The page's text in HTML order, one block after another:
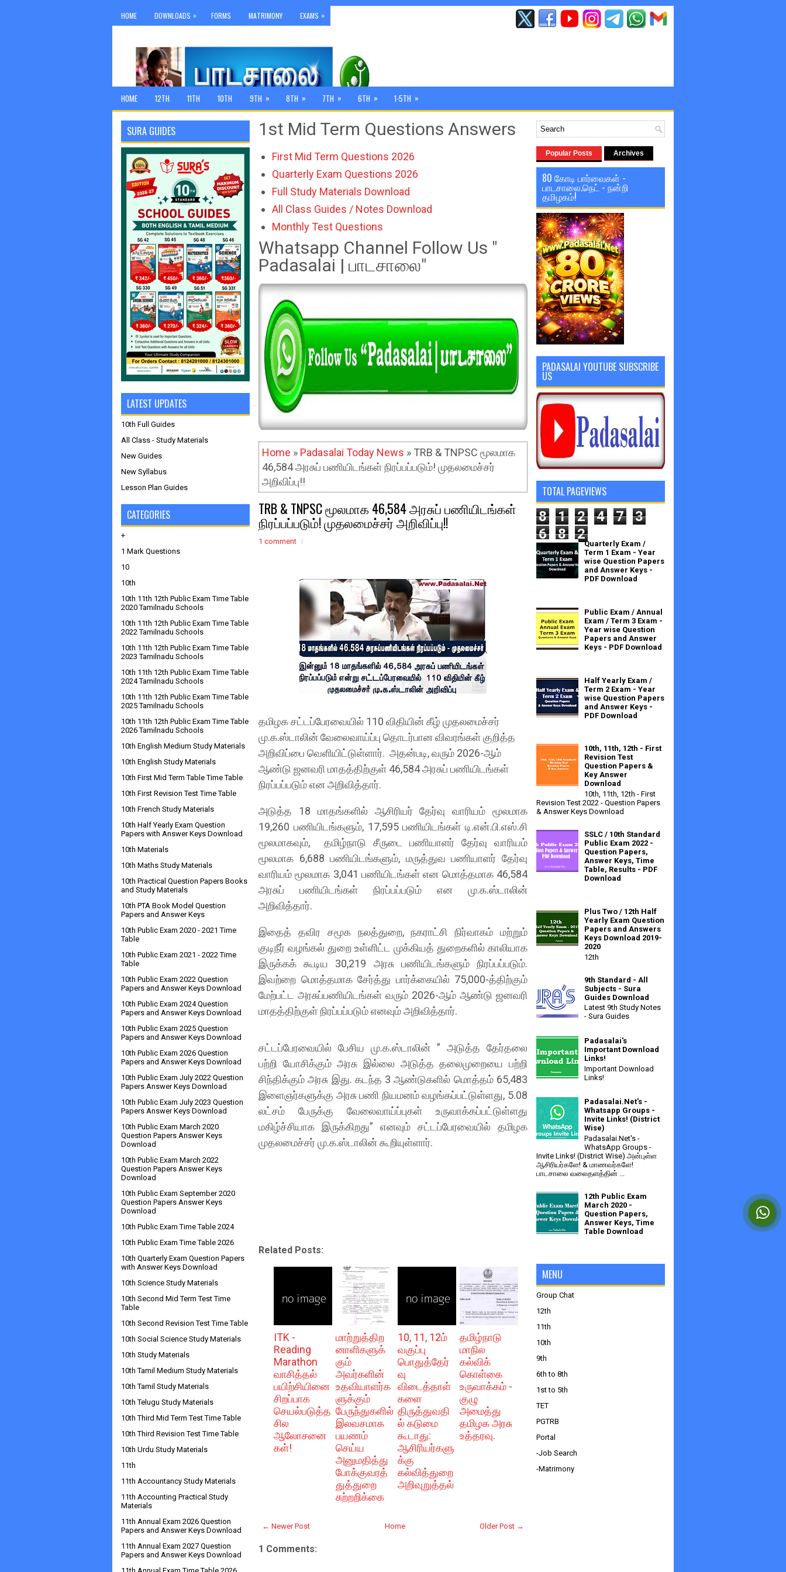
HOME DOWNLOADS » FORMS MATRIMONY EXAMS »
HOME 12TH 11TH 10TH 9TH » 8TH » 7TH » 6TH » 1-5TH »
1st Mid Term Questions Answers
First Mid Term Questions 2026
Quarterly Exam Questions 2026
Full Study Materials Download
All Class Guides / Notes Download
Monthly Test Questions
Whatsapp Channel Follow Us "
Padasalai | பாடசாலை"
Home » Padasalai Today News » TRB & TNPSC மூலமாக
46,584 அரசுப் பணியிடங்கள் நிரப்பப்படும்! முதலமைச்சர்
அறிவிப்பு!!
TRB & TNPSC மூலமாக 46,584 அரசுப் பணியிடங்கள்
நிரப்பப்படும்! முதலமைச்சர் அறிவிப்பு!!
1 comment
தமிழக சட்டப்பேரவையில் 110 விதியின் கீழ் முதலமைச்சர்
மு.க.ஸ்டாலின் வேலைவாய்ப்பு தொடர்பான விவரங்கள் குறித்த
அறிவிப்பை வெளியிட்டுள்ளார். அதன்படி, வரும் 2026-ஆம்
ஆண்டு ஜனவரி மாதத்திற்குள் 46,584 அரசுப் பணியிடங்கள்
நிரப்பப்படும் என அறிவித்தார்.
அடுத்த 18 மாதங்களில் ஆசிரியர் தேர்வு வாரியம் மூலமாக
19,260 பணியிடங்களும், 17,595 பணியிடங்கள் டி.என்.பி.எஸ்.சி
மூலமாகவும், தமிழ்நாடு சீருடை பணியாளர் தேர்வு வாரியம்
மூலமாக 6,688 பணியிடங்களும், மருத்துவ பணியாளர் தேர்வு
வாரியம் மூலமாக 3,041 பணியிடங்கள் என மொத்தமாக 46,584
அரசுப் பணியிடங்கள் நிரப்பப்படும் என மு.க.ஸ்டாலின்
அறிவித்தார்.
இதைத் தவிர சமூக நலத்துறை, நகராட்சி நிர்வாகம் மற்றும்
குடிநீர் வழங்கல் துறை உள்ளிட்ட முக்கியத் துறைகளில் காலியாக
இருக்கக் கூடிய 30,219 அரசு பணியிடங்களும் நிரப்பப்படும்.
இவற்றை மொத்தமாக சேர்த்து பார்க்கையில் 75,000-த்திற்கும்
மேற்பட்ட அரசுப்பணியிடங்கள் வரும் 2026-ஆம் ஆண்டு ஜனவரி
மாதத்திற்குள் நிரப்பப்படும் எனவும் அறிவித்தார்.
சட்டப்பேரவையில் பேசிய மு.க.ஸ்டாலின் ” அடுத்த தேர்தலை
பற்றி யோசிக்கும் அரசு இல்லை அடுத்த தலைமுறையை பற்றி
சிந்திக்கும் அரசு இது. கடந்த 3 ஆண்டுகளில் மொத்தம் 65,483
இளைஞர்களுக்கு அரசு பணி நியமனம் வழங்கப்பட்டுள்ளது, 5.08
லட்சம் பேருக்கு வேலைவாய்ப்புகள் உருவாக்கப்பட்டுள்ளது
மகிழ்ச்சியாக இருக்கிறது” எனவும் சட்டப்பேரவையில் தமிழக
முதலமைச்சர் மு.க.ஸ்டாலின் கூறியுள்ளார்.
Related Posts:
ITK -
Reading
Marathon
வாசித்தல்
பயிற்சியினை
சிறப்பாக
செயல்படுத்த
சில
ஆலோசனை
கள்!
மாற்றுத்திற
னாளிகளுக்
கும்
அவர்களின்
உதவியாளர்க
ளுக்கும்
பேருந்துகளில்
இலவசமாக
பயணம்
செய்ய
அனுமதித்து
போக்குவரத்
துத்துறை
சுற்றறிக்கை
10, 11, 12ம்
வகுப்பு
பொதுத்தேர்
வு
விடைத்தாள்
களை
திருத்துவதி
ல் கடுமை
கூடாது:
ஆசிரியர்களு
க்கு
கல்வித்துறை
அறிவுறுத்தல்
தமிழ்நாடு
மாநில
கல்விக்
கொள்கை
உருவாக்கம் -
குழு
அமைத்து
தமிழக அரசு
உத்தரவு.
← Newer Post Older Post →
Home
1 Comments:
SURA GUIDES
LATEST UPDATES
10th Full Guides
All Class - Study Materials
New Guides
New Syllabus
Lesson Plan Guides
CATEGORIES
+
1 Mark Questions
10
10th
10th 11th 12th Public Exam Time Table
2020 Tamilnadu Schools
10th 11th 12th Public Exam Time Table
2022 Tamilnadu Schools
10th 11th 12th Public Exam Time Table
2023 Tamilnadu Schools
10th 11th 12th Public Exam Time Table
2024 Tamilnadu Schools
10th 11th 12th Public Exam Time Table
2025 Tamilnadu Schools
10th 11th 12th Public Exam Time Table
2026 Tamilnadu Schools
10th English Medium Study Materials
10th English Study Materials
10th First Mid Term Table Time Table
10th First Revision Test Time Table
10th French Study Materials
10th Half Yearly Exam Question
Papers with Answer Keys Download
10th Materials
10th Maths Study Materials
10th Practical Question Papers Books
and Study Materials
10th PTA Book Model Question
Papers and Answer Keys
10th Public Exam 2020 - 2021 Time
Table
10th Public Exam 2021 - 2022 Time
Table
10th Public Exam 2022 Question
Papers and Answer Keys Download
10th Public Exam 2024 Question
Papers and Answer Keys Download
10th Public Exam 2025 Question
Papers and Answer Keys Download
10th Public Exam 2026 Question
Papers and Answer Keys Download
10th Public Exam July 2022 Question
Papers Answer Keys Download
10th Public Exam July 2023 Question
Papers Answer Keys Download
10th Public Exam March 2020
Question Papers Answer Keys
Download
10th Public Exam March 2022
Question Papers Answer Keys
Download
10th Public Exam September 2020
Question Papers Answer Keys
Download
10th Public Exam Time Table 2024
10th Public Exam Time Table 2026
10th Quarterly Exam Question Papers
with Answer Keys Download
10th Science Study Materials
10th Second Mid Term Test Time
Table
10th Second Revision Test Time Table
10th Social Science Study Materials
10th Study Materials
10th Tamil Medium Study Materials
10th Tamil Study Materials
10th Telugu Study Materials
10th Third Mid Term Test Time Table
10th Third Revision Test Time Table
10th Urdu Study Materials
11th
11th Accountancy Study Materials
11th Accounting Practical Study
Materials
11th Annual Exam 2026 Question
Papers and Answer Keys Download
11th Annual Exam 2027 Question
Papers and Answer Keys Download
Popular Posts Archives
80 கோடி பார்வைகள் -
பாடசாலை.நெட் - நன்றி
தமிழகம்!
PADASALAI YOUTUBE SUBSCRIBE
US
TOTAL PAGEVIEWS
8 1 2 4 7
3
6
8 2
Quarterly Exam /
Term 1 Exam - Year
wise Question Papers
and Answer Keys -
PDF Download
Public Exam / Annual
Exam / Term 3 Exam -
Year wise Question
Papers and Answer
Keys - PDF Download
Half Yearly Exam /
Term 2 Exam - Year
wise Question Papers
and Answer Keys -
PDF Download
10th, 11th, 12th - First
Revision Test
Question Papers &
Key Answer
Download
10th, 11th, 12th - First
Revision Test 2022 - Question Papers
& Answer Keys Download
SSLC / 10th Standard
Public Exam 2022 -
Question Papers,
Answer Keys, Time
Table, Results - PDF
Download
Plus Two / 12th Half
Yearly Exam Question
Papers and Answers
Keys Download 2019-
2020
12th
9th Standard - All
Subjects - Sura
Guides Download
Latest 9th Study Notes
- Sura Guides
Padasalai's
Important Download
Links!
Important Download
Links!
Padasalai.Net's -
Whatsapp Groups -
Invite Links! (District
Wise)
Padasalai.Net's -
WhatsApp Groups -
Invite Links! (District Wise) அன்புள்ள
ஆசிரியர்களே! & மாணவர்களே!
பாடசாலை வலைதளத்தின் ...
12th Public Exam
March 2020 -
Question Papers,
Answer Keys, Time
Table Download
MENU
Group Chat
12th
11th
10th
9th
6th to 8th
1st to 5th
TET
PGTRB
Portal
-Job Search
-Matrimony